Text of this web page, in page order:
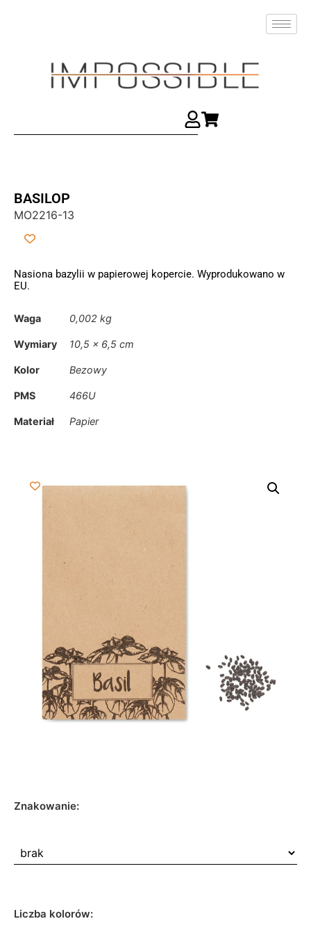
BASILOP
MO2216-13
Nasiona bazylii w papierowej kopercie. Wyprodukowano w
EU.
Waga 0,002 kg
Wymiary 10,5 × 6,5 cm
Kolor Bezowy
PMS 466U
Materiał Papier
Znakowanie:
Liczba kolorów: